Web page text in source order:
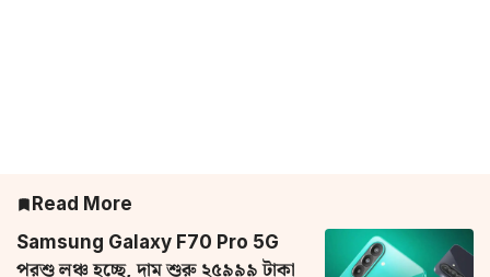
Read More
Samsung Galaxy F70 Pro 5G
পরশু লঞ্চ হচ্ছে, দাম শুরু ২৫৯৯৯ টাকা